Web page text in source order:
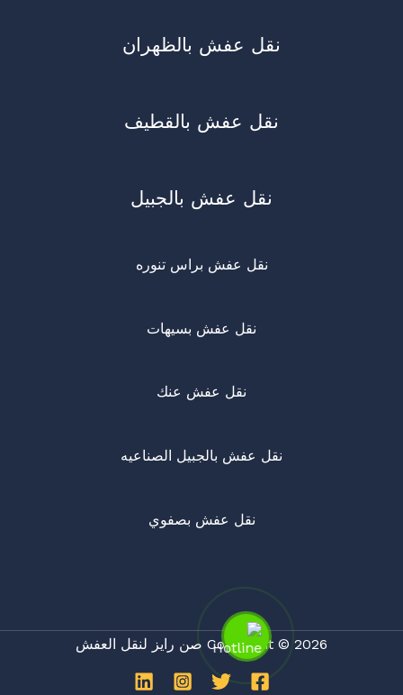
نقل عفش بالظهران
نقل عفش بالقطيف
نقل عفش بالجبيل
نقل عفش براس تنوره
نقل عفش بسيهات
نقل عفش عنك
نقل عفش بالجبيل الصناعيه
نقل عفش بصفوي
Copyright © 2026 صن رايز لنقل العفش